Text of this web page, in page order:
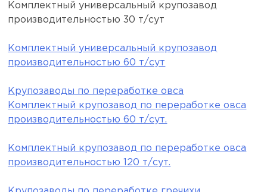
Комплектный универсальный крупозавод
производительностью 30 т/сут
Комплектный универсальный крупозавод
производительностью 60 т/сут
Крупозаводы по переработке овса
Комплектный крупозавод по переработке овса
производительностью 60 т/сут.
Комплектный крупозавод по переработке овса
производительностью 120 т/сут.